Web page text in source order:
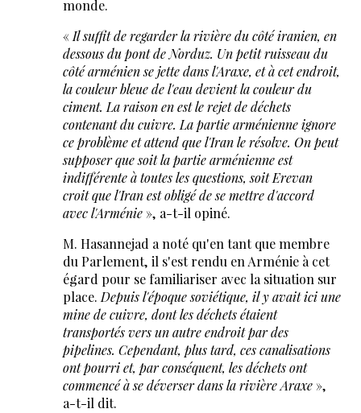
monde.
«Il suffit de regarder la rivière du côté iranien, en
dessous du pont de Norduz. Un petit ruisseau du
côté arménien se jette dans l'Araxe, et à cet endroit,
la couleur bleue de l'eau devient la couleur du
ciment. La raison en est le rejet de déchets
contenant du cuivre. La partie arménienne ignore
ce problème et attend que l'Iran le résolve. On peut
supposer que soit la partie arménienne est
indifférente à toutes les questions, soit Erevan
croit que l'Iran est obligé de se mettre d'accord
avec l'Arménie», a-t-il opiné.
M. Hasannejad a noté qu'en tant que membre
du Parlement, il s'est rendu en Arménie à cet
égard pour se familiariser avec la situation sur
place.Depuis l'époque soviétique, il y avait ici une
mine de cuivre, dont les déchets étaient
transportés vers un autre endroit par des
pipelines. Cependant, plus tard, ces canalisations
ont pourri et, par conséquent, les déchets ont
commencé à se déverser dans la rivière Araxe»,
a-t-il dit.